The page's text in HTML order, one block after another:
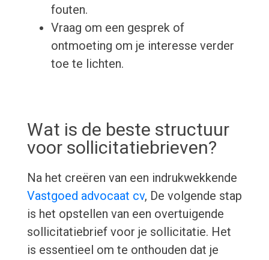
fouten.
Vraag om een gesprek of
ontmoeting om je interesse verder
toe te lichten.
Wat is de beste structuur
voor sollicitatiebrieven?
Na het creëren van een indrukwekkende
Vastgoed advocaat cv, De volgende stap
is het opstellen van een overtuigende
sollicitatiebrief voor je sollicitatie. Het
is essentieel om te onthouden dat je